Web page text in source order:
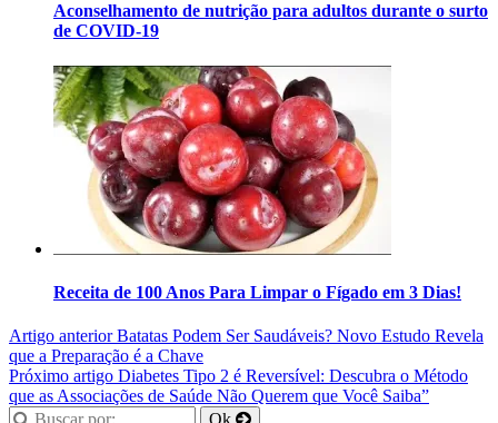
Aconselhamento de nutrição para adultos durante o surto
de COVID-19
Receita de 100 Anos Para Limpar o Fígado em 3 Dias!
Artigo anteriorBatatas Podem Ser Saudáveis? Novo Estudo Revela
que a Preparação é a Chave
Próximo artigo Diabetes Tipo 2 é Reversível: Descubra o Método
que as Associações de Saúde Não Querem que Você Saiba”